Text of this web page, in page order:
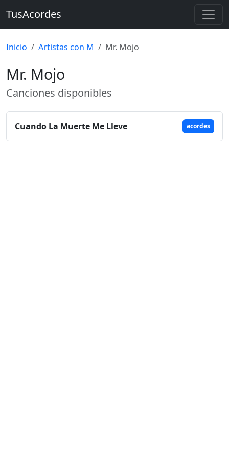
TusAcordes
Inicio Artistas con M Mr. Mojo
Mr. Mojo
Canciones disponibles
Cuando La Muerte Me Lleve acordes